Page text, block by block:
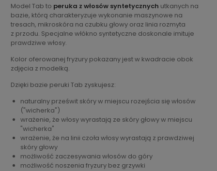
Model Tab to peruka z włosów syntetycznych utkanych na
bazie, którą charakteryzuje wykonanie maszynowe na
tresach, mikroskóra na czubku głowy oraz linia rozmyta
z przodu. Specjalne włókno syntetyczne doskonale imituje
prawdziwe włosy.
Kolor oferowanej fryzury pokazany jest w kwadracie obok
zdjęcia z modelką.
Dzięki bazie peruki Tab zyskujesz:
naturalny prześwit skóry w miejscu rozejścia się włosów
("wicherka")
wrażenie, że włosy wyrastają ze skóry głowy w miejscu
"wicherka"
wrażenie, że na linii czoła włosy wyrastają z prawdziwej
skóry głowy
możliwość zaczesywania włosów do góry
możliwość noszenia fryzury bez grzywki